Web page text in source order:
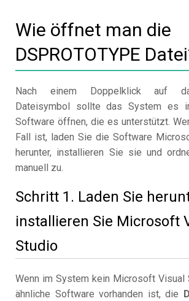
Wie öffnet man die
DSPROTOTYPE
Nach einem Doppelklick auf
Dateisymbol sollte das System es
Software öffnen, die es unterstützt.
Fall ist, laden Sie die Software
herunter, installieren Sie sie und
manuell zu.
Schritt 1. Laden Sie
installieren Sie Microsoft
Studio
Wenn im System kein Microsoft Visual
ähnliche Software vorhanden ist, die